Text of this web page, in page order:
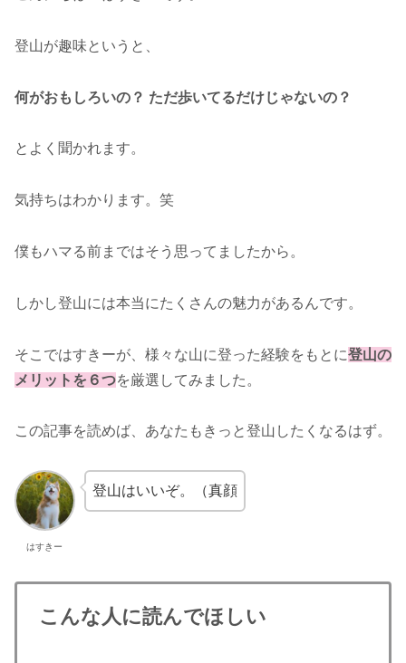
登山が趣味というと、
何がおもしろいの？ ただ歩いてるだけじゃないの？
とよく聞かれます。
気持ちはわかります。笑
僕もハマる前まではそう思ってましたから。
しかし登山には本当にたくさんの魅力があるんです。
そこではすきーが、様々な山に登った経験をもとに登山の
メリットを６つを厳選してみました。
この記事を読めば、あなたもきっと登山したくなるはず。
はすきー
登山はいいぞ。（真顔
こんな人に読んでほしい